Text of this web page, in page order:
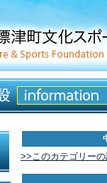
>>このカテゴリー